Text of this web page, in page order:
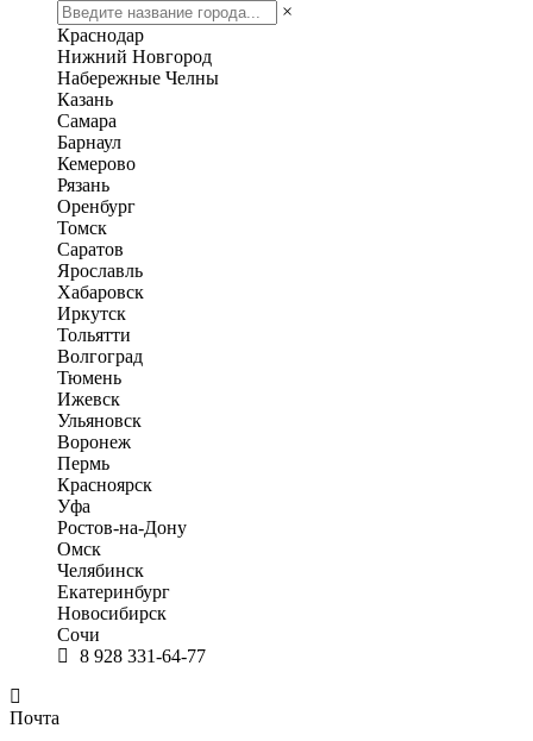
×
Краснодар
Нижний Новгород
Набережные Челны
Казань
Самара
Барнаул
Кемерово
Рязань
Оренбург
Томск
Саратов
Ярославль
Хабаровск
Иркутск
Тольятти
Волгоград
Тюмень
Ижевск
Ульяновск
Воронеж
Пермь
Красноярск
Уфа
Ростов-на-Дону
Омск
Челябинск
Екатеринбург
Новосибирск
Сочи
8 928 331-64-77
Почта